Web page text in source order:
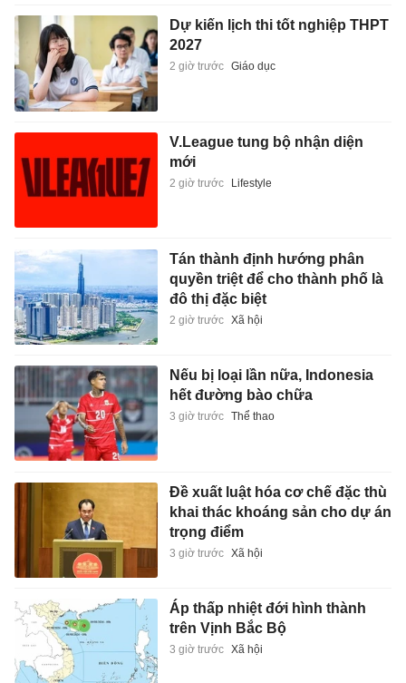
Dự kiến lịch thi tốt nghiệp THPT
2027
2 giờ trước Giáo dục
V.League tung bộ nhận diện
mới
2 giờ trước Lifestyle
Tán thành định hướng phân
quyền triệt để cho thành phố là
đô thị đặc biệt
2 giờ trước Xã hội
Nếu bị loại lần nữa, Indonesia
hết đường bào chữa
3 giờ trước Thể thao
Đề xuất luật hóa cơ chế đặc thù
khai thác khoáng sản cho dự án
trọng điểm
3 giờ trước Xã hội
Áp thấp nhiệt đới hình thành
trên Vịnh Bắc Bộ
3 giờ trước Xã hội